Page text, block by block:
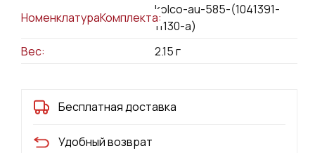
НоменклатураКомплекта:
kolco-au-585-(1041391-
11130-a)
Вес:
2.15г
Бесплатная доставка
Удобный возврат